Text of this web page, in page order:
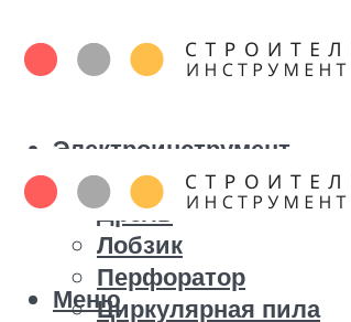
Электроинструмент
Болгарка
Дрель
Лобзик
Перфоратор
Циркулярная пила
Меню